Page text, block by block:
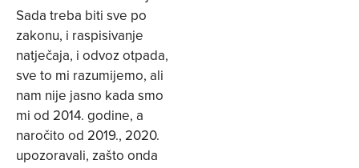
Sada treba biti sve po
zakonu, i raspisivanje
natječaja, i odvoz otpada,
sve to mi razumijemo, ali
nam nije jasno kada smo
mi od 2014. godine, a
naročito od 2019., 2020.
upozoravali, zašto onda